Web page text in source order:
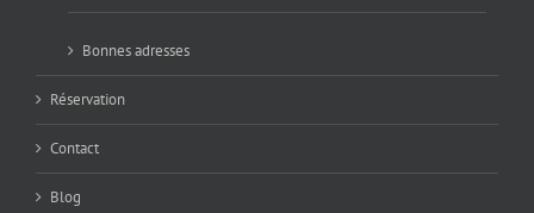
Bonnes adresses
Réservation
Contact
Blog